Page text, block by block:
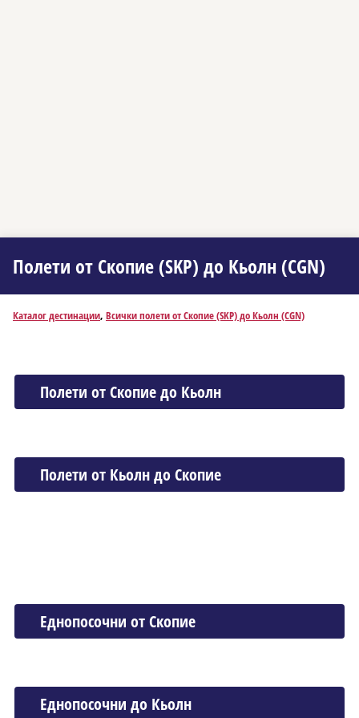
Полети от Скопие (SKP) до Кьолн (CGN)
Каталог дестинации, Всички полети от Скопие (SKP) до Кьолн (CGN)
Полети от Скопие до Кьолн
Полети от Кьолн до Скопие
Еднопосочни от Скопие
Еднопосочни до Кьолн